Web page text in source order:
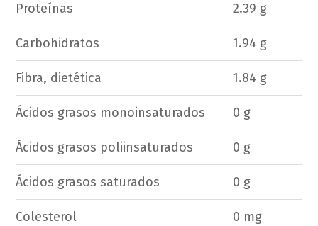
Proteínas 2.39 g
Carbohidratos 1.94 g
Fibra, dietética 1.84 g
Ácidos grasos monoinsaturados 0 g
Ácidos grasos poliinsaturados 0 g
Ácidos grasos saturados 0 g
Colesterol 0 mg